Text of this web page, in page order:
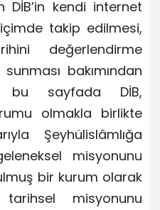
kendi internet
takip edilmesi,
değerlendirme
bakımından
bu sayfada DİB,
olmakla birlikte
Şeyhülislâmlığa
misyonunu
bir kurum olarak
tarihsel misyonunu